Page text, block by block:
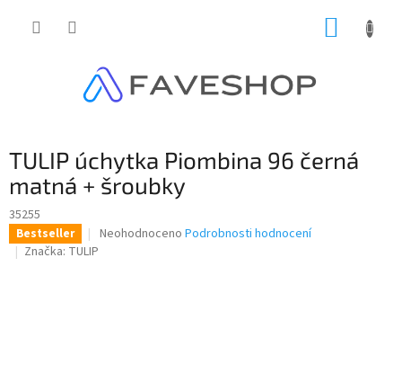
TULIP úchytka Piombina 96 černá
matná + šroubky
35255
Bestseller
Průměrné
Neohodnoceno Podrobnosti hodnocení
Značka: TULIP